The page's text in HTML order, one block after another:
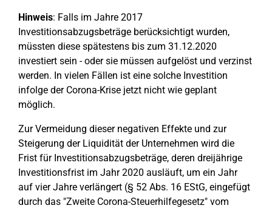
Hinweis: Falls im Jahre 2017
Investitionsabzugsbeträge berücksichtigt wurden,
müssten diese spätestens bis zum 31.12.2020
investiert sein - oder sie müssen aufgelöst und verzinst
werden. In vielen Fällen ist eine solche Investition
infolge der Corona-Krise jetzt nicht wie geplant
möglich.
Zur Vermeidung dieser negativen Effekte und zur
Steigerung der Liquidität der Unternehmen wird die
Frist für Investitionsabzugsbeträge, deren dreijährige
Investitionsfrist im Jahr 2020 ausläuft, um ein Jahr
auf vier Jahre verlängert (§ 52 Abs. 16 EStG, eingefügt
durch das "Zweite Corona-Steuerhilfegesetz" vom